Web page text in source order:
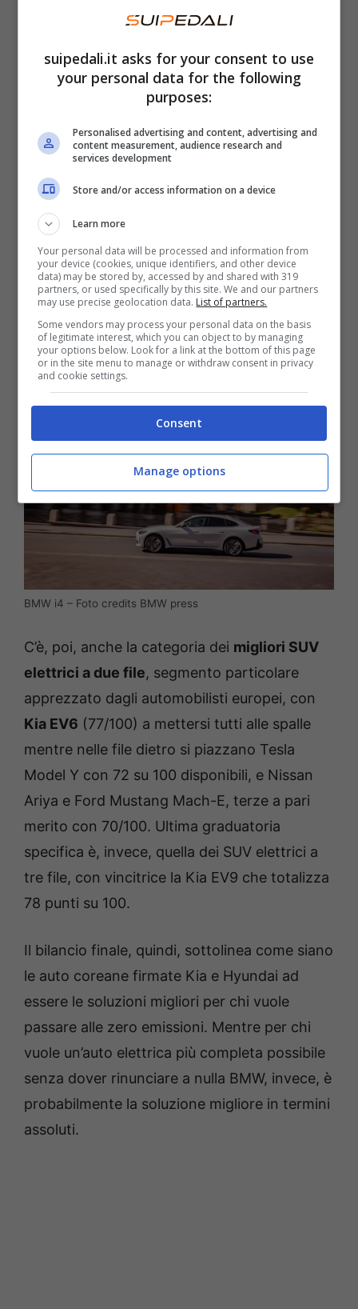
voti rispettivamente di 71 e 70 su 100.
ha tenuto anche di alcuni aspetti specifici. E
così si scopre che tra lemigliori auto
BMW i4con una valutazione totale di 83 su
100, davanti alla Porsche Taycan che
conquista la medaglia d’argento a quota 76 su
100. Quella del lusso, però, non è l’unica
sottocategoria presa in considerazione. Per le
auto elettriche mainstream, ossia le più
popolari, ecco che a trionfare è Hyundai
Ioniq 6, capace di raggiungere la valutazione
di 83 su 100 davanti a Kia Niro EV con 71/100.
BMW i4 – Foto credits BMW press
C’è, poi, anche la categoria dei migliori SUV
elettrici a due file, segmento particolare
apprezzato dagli automobilisti europei, con
Kia EV6 (77/100) a mettersi tutti alle spalle
mentre nelle file dietro si piazzano Tesla
Model Y con 72 su 100 disponibili, e Nissan
Ariya e Ford Mustang Mach-E, terze a pari
merito con 70/100. Ultima graduatoria
specifica è, invece, quella dei SUV elettrici a
tre file, con vincitrice la Kia EV9 che totalizza
78 punti su 100.
Il bilancio finale, quindi, sottolinea come siano
le auto coreane firmate Kia e Hyundai ad
essere le soluzioni migliori per chi vuole
passare alle zero emissioni. Mentre per chi
vuole un’auto elettrica più completa possibile
senza dover rinunciare a nulla BMW, invece, è
probabilmente la soluzione migliore in termini
assoluti.
suipedali.it asks for your consent to use
your personal data for the following
purposes:
Personalised advertising and content, advertising and
content measurement, audience research and
services development
Store and/or access information on a device
Learn more
Your personal data will be processed and information from
your device (cookies, unique identifiers, and other device
data) may be stored by, accessed by and shared with 319
partners, or used specifically by this site. We and our partners
may use precise geolocation data. List of partners.
Some vendors may process your personal data on the basis
of legitimate interest, which you can object to by managing
your options below. Look for a link at the bottom of this page
or in the site menu to manage or withdraw consent in privacy
and cookie settings.
Consent
Manage options